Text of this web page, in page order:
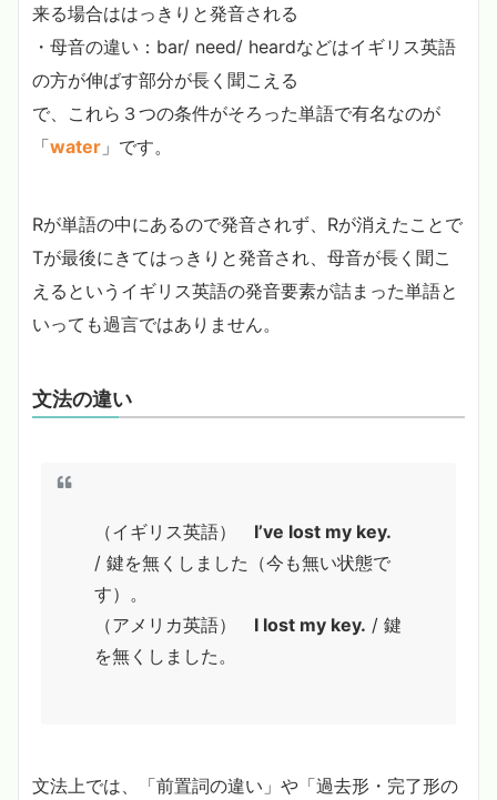
来る場合ははっきりと発音される
・母音の違い：bar/ need/ heardなどはイギリス英語
の方が伸ばす部分が長く聞こえる
で、これら３つの条件がそろった単語で有名なのが
「water 」です。
Rが単語の中にあるので発音されず、Rが消えたことで
Tが最後にきてはっきりと発音され、母音が長く聞こ
えるというイギリス英語の発音要素が詰まった単語と
いっても過言ではありません。
文法の違い
（イギリス英語） I’ve lost my key.
/ 鍵を無くしました（今も無い状態で
す）。
（アメリカ英語） I lost my key. / 鍵
を無くしました。
文法上では、「前置詞の違い」や「過去形・完了形の